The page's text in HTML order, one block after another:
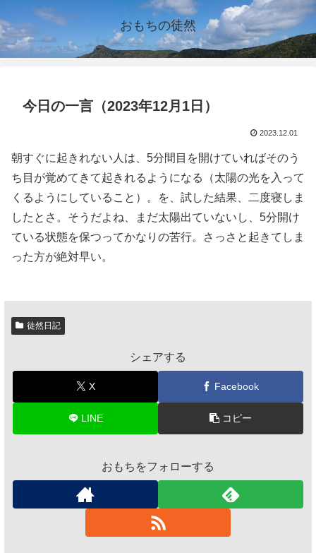
おもちの徒然
今日の一言（2023年12月1日）
2023.12.01
朝すぐに起きれない人は、5分間目を開けていればそのう
ち目が覚めてきて起きれるようになる（太陽の光を入って
くるようにしていること）。を、試した結果、二度寝しま
したとさ。そうだよね、まだ太陽出ていないし、5分開け
ている状態を保つってかなりの苦行。さっさと起きてしま
った方が絶対早い。
徒然日記
シェアする
X Facebook
LINE コピー
おもちをフォローする